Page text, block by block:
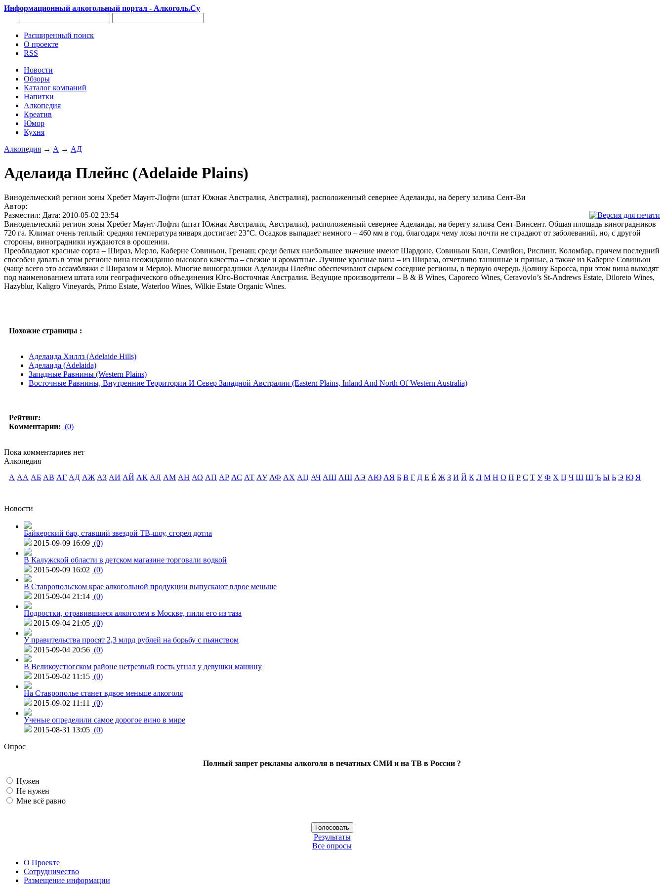
Информационный алкогольный портал - Алкоголь.Су
Расширенный поиск
О проекте
RSS
Новости
Обзоры
Каталог компаний
Напитки
Алкопедия
Креатив
Юмор
Кухня
Алкопедия → А → АД
Аделаида Плейнс (Adelaide Plains)
Винодельческий регион зоны Хребет Маунт-Лофти (штат Южная Австралия, Австралия), расположенный севернее Аделаиды, на берегу залива Сент-Ви
Автор:
Разместил: Дата: 2010-05-02 23:54
Винодельческий регион зоны Хребет Маунт-Лофти (штат Южная Австралия, Австралия), расположенный севернее Аделаиды, на берегу залива Сент-Винсент. Общая площадь виноградников
720 га. Климат очень теплый: средняя температура января достигает 23°С. Осадков выпадает немного – 460 мм в год, благодаря чему лозы почти не страдают от заболеваний, но, с другой
стороны, виноградники нуждаются в орошении.
Преобладают красные сорта – Шираз, Мерло, Каберне Совиньон, Гренаш; среди белых наибольшее значение имеют Шардоне, Совиньон Блан, Семийон, Рислинг, Коломбар, причем последний
способен давать в этом регионе вина неожиданно высокого качества – свежие и ароматные. Лучшие красные вина – из Шираза, отчетливо танинные и пряные, а также из Каберне Совиньон
(чаще всего это ассамбляжи с Ширазом и Мерло). Многие виноградники Аделаиды Плейнс обеспечивают сырьем соседние регионы, в первую очередь Долину Баросса, при этом вина выходят
под наименованием штата или географического объединения Юго-Восточная Австралия. Ведущие производители – B & B Wines, Caporeco Wines, Ceravovlo’s St-Andrews Estate, Diloreto Wines,
Hazyblur, Kaligro Vineyards, Primo Estate, Waterloo Wines, Wilkie Estate Organic Wines.
Похожие страницы :
Аделаида Хиллз (Adelaide Hills)
Аделаида (Adelaida)
Западные Равнины (Western Plains)
Восточные Равнины, Внутренние Территории И Север Западной Австралии (Eastern Plains, Inland And North Of Western Australia)
Рейтинг:
Комментарии: (0)
Пока комментариев нет
Алкопедия
А АА АБ АВ АГ АД АЖ АЗ АИ АЙ АК АЛ АМ АН АО АП АР АС АТ АУ АФ АХ АЦ АЧ АШ АЩ АЭ АЮ АЯ Б В Г Д Е Ё Ж З И Й К Л М Н О П Р С Т У Ф Х Ц Ч Ш Щ Ъ Ы Ь Э Ю Я
Новости
Байкерский бар, ставший звездой ТВ-шоу, сгорел дотла
2015-09-09 16:09 (0)
В Калужской области в детском магазине торговали водкой
2015-09-09 16:02 (0)
В Ставропольском крае алкогольной продукции выпускают вдвое меньше
2015-09-04 21:14 (0)
Подростки, отравившиеся алкоголем в Москве, пили его из таза
2015-09-04 21:05 (0)
У правительства просят 2,3 млрд рублей на борьбу с пьянством
2015-09-04 20:56 (0)
В Великоустюгском районе нетрезвый гость угнал у девушки машину
2015-09-02 11:15 (0)
На Ставрополье станет вдвое меньше алкоголя
2015-09-02 11:11
(0)
Ученые определили самое дорогое вино в мире
2015-08-31 13:05 (0)
Опрос
Полный запрет рекламы алкоголя в печатных СМИ и на ТВ в России ?
Нужен
Не нужен
Мне всё равно
Результаты
Все опросы
О Проекте
Сотрудничество
Размещение информации